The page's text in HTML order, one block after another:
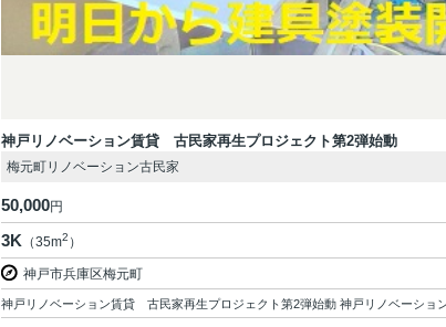
神戸リノベーション賃貸 古民家再生プロジェクト第2弾始動
梅元町リノベーション古民家
50,000円
3K （35m2 ）
神戸市兵庫区梅元町
神戸リノベーション賃貸 古民家再生プロジェクト第2弾始動 神戸リノベーショ